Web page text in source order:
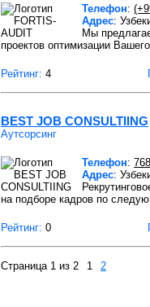
Телефон:
Адрес:
Мы
проектов оптимизации
Рейтинг: 4
BEST JOB CONSULTIING
Аутсорсинг
Телефон:
Адрес:
на подборе кадров по
Рейтинг: 0
Страница 1 из 2 1 2